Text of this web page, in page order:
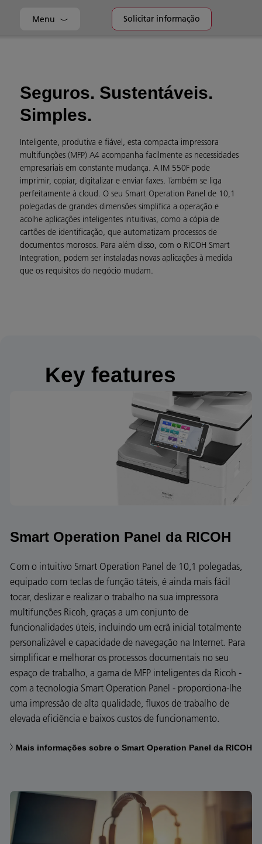
Menu Solicitar informação
Seguros. Sustentáveis.
Simples.
Inteligente, produtiva e fiável, esta compacta impressora
multifunções (MFP) A4 acompanha facilmente as necessidades
empresariais em constante mudança. A IM 550F pode
imprimir, copiar, digitalizar e enviar faxes. Também se liga
perfeitamente à cloud. O seu Smart Operation Panel de 10,1
polegadas de grandes dimensões simplifica a operação e
acolhe aplicações inteligentes intuitivas, como a cópia de
cartões de identificação, que automatizam processos de
documentos morosos. Para além disso, com o RICOH Smart
Integration, podem ser instaladas novas aplicações à medida
que os requisitos do negócio mudam.
Key features
Smart Operation Panel da RICOH
Com o intuitivo Smart Operation Panel de 10,1 polegadas,
equipado com teclas de função táteis, é ainda mais fácil
tocar, deslizar e realizar o trabalho na sua impressora
multifunções Ricoh, graças a um conjunto de
funcionalidades úteis, incluindo um ecrã inicial totalmente
personalizável e capacidade de navegação na Internet. Para
simplificar e melhorar os processos documentais no seu
espaço de trabalho, a gama de MFP inteligentes da Ricoh -
com a tecnologia Smart Operation Panel - proporciona-lhe
uma impressão de alta qualidade, fluxos de trabalho de
elevada eficiência e baixos custos de funcionamento.
Mais informações sobre o Smart Operation Panel da RICOH